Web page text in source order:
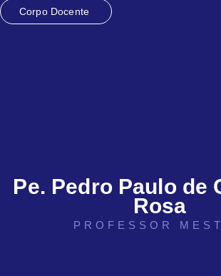
Corpo Docente
Pe. Pedro Paulo de
Rosa
PROFESSOR